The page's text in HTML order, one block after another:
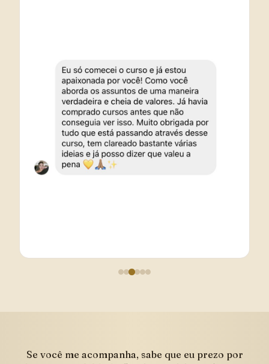
Se você me acompanha, sabe que eu prezo por